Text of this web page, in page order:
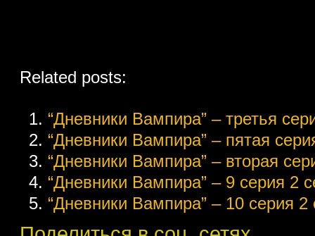
Related posts:
“Дневники Вампира” – третья
“Дневники Вампира” – пятая
“Дневники Вампира” – вторая
“Дневники Вампира” – 9 серия 2
“Дневники Вампира” – 10 серия 2